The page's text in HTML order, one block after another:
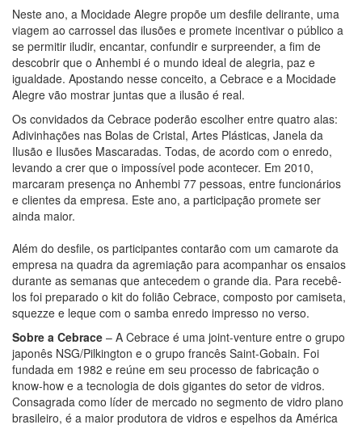
Neste ano, a Mocidade Alegre propõe um desfile delirante, uma
viagem ao carrossel das ilusões e promete incentivar o público a
se permitir iludir, encantar, confundir e surpreender, a fim de
descobrir que o Anhembi é o mundo ideal de alegria, paz e
igualdade. Apostando nesse conceito, a Cebrace e a Mocidade
Alegre vão mostrar juntas que a ilusão é real.
Os convidados da Cebrace poderão escolher entre quatro alas:
Adivinhações nas Bolas de Cristal, Artes Plásticas, Janela da
Ilusão e Ilusões Mascaradas. Todas, de acordo com o enredo,
levando a crer que o impossível pode acontecer. Em 2010,
marcaram presença no Anhembi 77 pessoas, entre funcionários
e clientes da empresa. Este ano, a participação promete ser
ainda maior.
Além do desfile, os participantes contarão com um camarote da
empresa na quadra da agremiação para acompanhar os ensaios
durante as semanas que antecedem o grande dia. Para recebê-
los foi preparado o kit do folião Cebrace, composto por camiseta,
squezze e leque com o samba enredo impresso no verso.
Sobre a Cebrace – A Cebrace é uma joint-venture entre o grupo
japonês NSG/Pilkington e o grupo francês Saint-Gobain. Foi
fundada em 1982 e reúne em seu processo de fabricação o
know-how e a tecnologia de dois gigantes do setor de vidros.
Consagrada como líder de mercado no segmento de vidro plano
brasileiro, é a maior produtora de vidros e espelhos da América